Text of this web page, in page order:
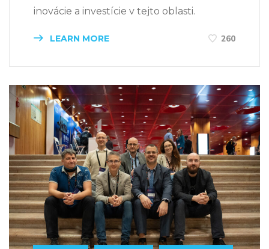
inovácie a investície v tejto oblasti.
LEARN MORE 260